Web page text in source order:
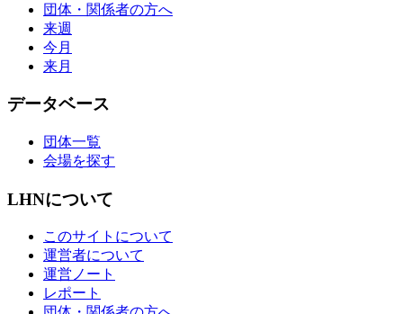
団体・関係者の方へ
来週
今月
来月
データベース
団体一覧
会場を探す
LHNについて
このサイトについて
運営者について
運営ノート
レポート